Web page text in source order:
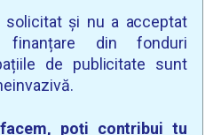
solicitat și nu a acceptat
din fonduri
de publicitate sunt
poți contribui tu